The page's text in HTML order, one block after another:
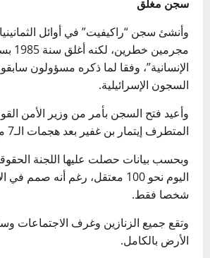
سجن مغلق
وأنشئ سجن “راكيفيت” في أوائل
الإنسانية”، وفقا لما ذكره مسؤولون
السجون الإسرائيلية.
وأعيد فتح السجن بأمر من وزير الأمن
المتطرف إيتمار بن غفير بعد هجمات الـ7 من أكتوبر 2023.
وبحسب بيانات حصلت عليها اللجنة
شخصا فقط.
وتقع جميع الزنازين وغرف الاجتماعات
الأرض بالكامل.